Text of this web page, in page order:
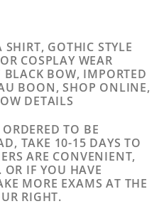
GOTHIC STYLE
COSPLAY WEAR
BLACK BOW, IMPORTED
BOON, SHOP ONLINE,
DETAILS
TO BE
TAKE 10-15 DAYS TO
ARE CONVENIENT,
IF YOU HAVE
MORE EXAMS AT THE
RIGHT.